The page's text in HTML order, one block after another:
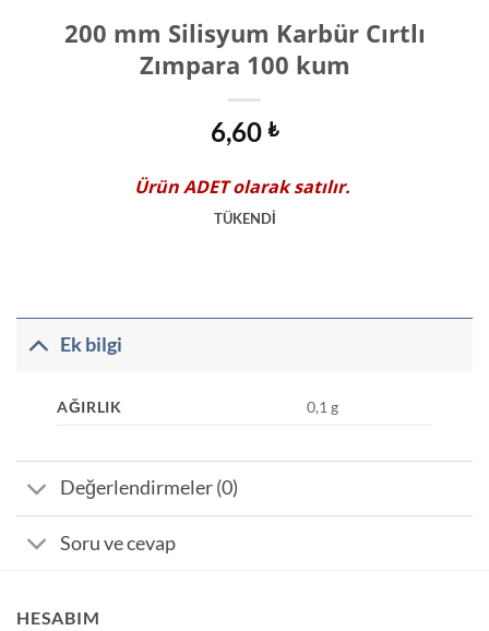
200 mm Silisyum Karbür Cırtlı
Zımpara 100 kum
6,60 ₺
ÜrünADETolarak satılır.
TÜKENDİ
Ek bilgi
AĞIRLIK 0,1 g
Değerlendirmeler (0)
Soru ve cevap
HESABIM